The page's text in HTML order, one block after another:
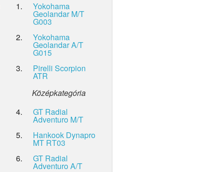
1.
Yokohama
Geolandar M/T
G003
2.
Yokohama
Geolandar A/T
G015
3.
Pirelli Scorpion
ATR
Középkategória
4.
GT Radial
Adventuro M/T
5.
Hankook Dynapro
MT RT03
6.
GT Radial
Adventuro A/T